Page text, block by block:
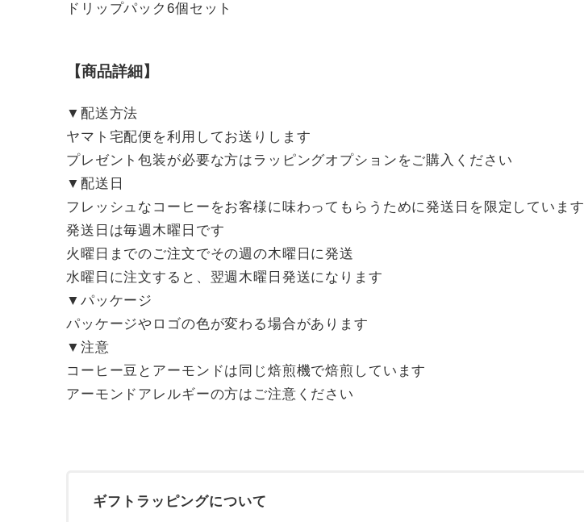
ドリップパック6個セット
【商品詳細】
▼配送方法
ヤマト宅配便を利用してお送りします
プレゼント包装が必要な方はラッピングオプションをご購入ください
▼配送日
フレッシュなコーヒーをお客様に味わってもらうために発送日を限定しています
発送日は毎週木曜日です
火曜日までのご注文でその週の木曜日に発送
水曜日に注文すると、翌週木曜日発送になります
▼パッケージ
パッケージやロゴの色が変わる場合があります
▼注意
コーヒー豆とアーモンドは同じ焙煎機で焙煎しています
アーモンドアレルギーの方はご注意ください
ギフトラッピングについて